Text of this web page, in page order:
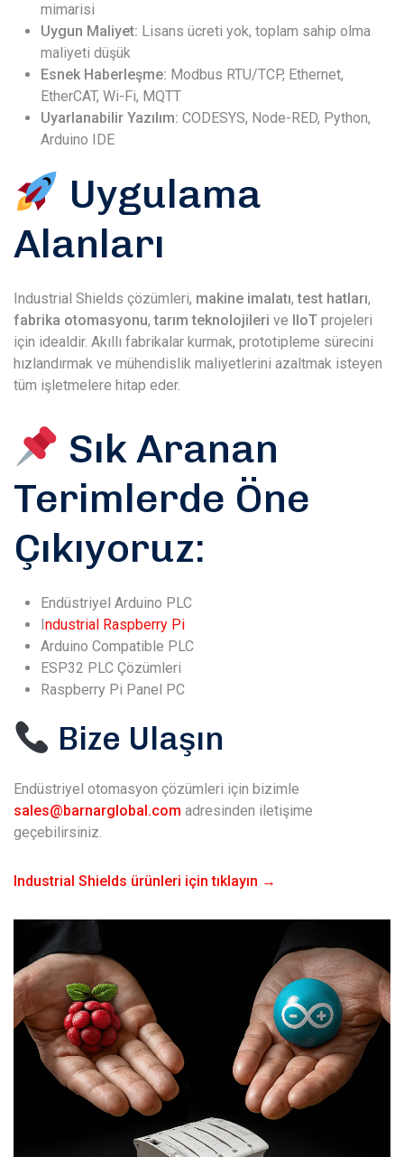
mimarisi
Uygun Maliyet: Lisans ücreti yok, toplam sahip olma
maliyeti düşük
Esnek Haberleşme: Modbus RTU/TCP, Ethernet,
EtherCAT, Wi-Fi, MQTT
Uyarlanabilir Yazılım: CODESYS, Node-RED, Python,
Arduino IDE
Uygulama
Alanları
Industrial Shields çözümleri, makine imalatı,test hatları,
fabrika otomasyonu,tarım teknolojileri ve IIoT projeleri
için idealdir. Akıllı fabrikalar kurmak, prototipleme sürecini
hızlandırmak ve mühendislik maliyetlerini azaltmak isteyen
tüm işletmelere hitap eder.
Sık Aranan
Terimlerde Öne
Çıkıyoruz:
Endüstriyel Arduino PLC
ndustrial Raspberry Pi
Arduino Compatible PLC
ESP32 PLC Çözümleri
Raspberry Pi Panel PC
Bize Ulaşın
Endüstriyel otomasyon çözümleri için bizimle
sales@barnarglobal.com adresinden iletişime
geçebilirsiniz.
Industrial Shields ürünleri için tıklayın →